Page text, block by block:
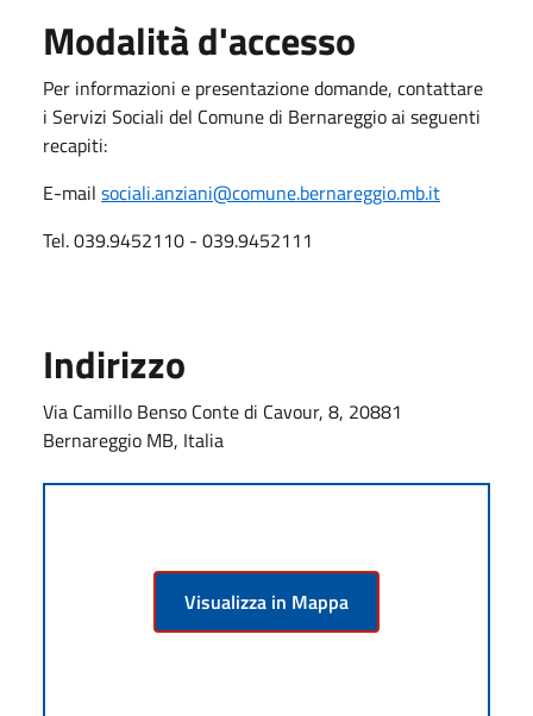
Modalità d'accesso
Per informazioni e presentazione domande, contattare
i Servizi Sociali del Comune di Bernareggio ai seguenti
recapiti:
E-mail sociali.anziani@comune.bernareggio.mb.it
Tel. 039.9452110 - 039.9452111
Indirizzo
Via Camillo Benso Conte di Cavour, 8, 20881
Bernareggio MB, Italia
Visualizza in Mappa